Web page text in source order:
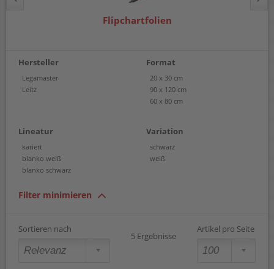
Flipchartfolien
Hersteller
Legamaster
Leitz
Format
20 x 30 cm
90 x 120 cm
60 x 80 cm
Lineatur
kariert
blanko weiß
blanko schwarz
Variation
schwarz
weiß
Filter minimieren
Sortieren nach
5 Ergebnisse
Artikel pro Seite